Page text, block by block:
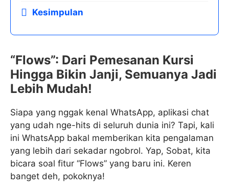
Kesimpulan
“Flows”: Dari Pemesanan Kursi
Hingga Bikin Janji, Semuanya Jadi
Lebih Mudah!
Siapa yang nggak kenal WhatsApp, aplikasi chat
yang udah nge-hits di seluruh dunia ini? Tapi, kali
ini WhatsApp bakal memberikan kita pengalaman
yang lebih dari sekadar ngobrol. Yap, Sobat, kita
bicara soal fitur “Flows” yang baru ini. Keren
banget deh, pokoknya!